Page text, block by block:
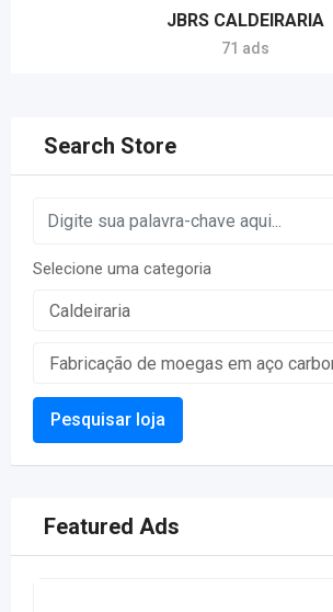
JBRS CALDEIRARIA
71 ads
Search Store
Selecione uma categoria
Pesquisar loja
Featured Ads